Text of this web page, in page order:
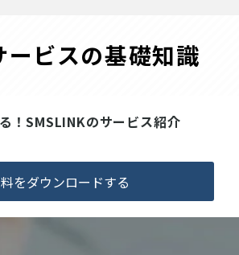
ービスの基礎知識
！SMSLINKのサービス紹介
をダウンロードする